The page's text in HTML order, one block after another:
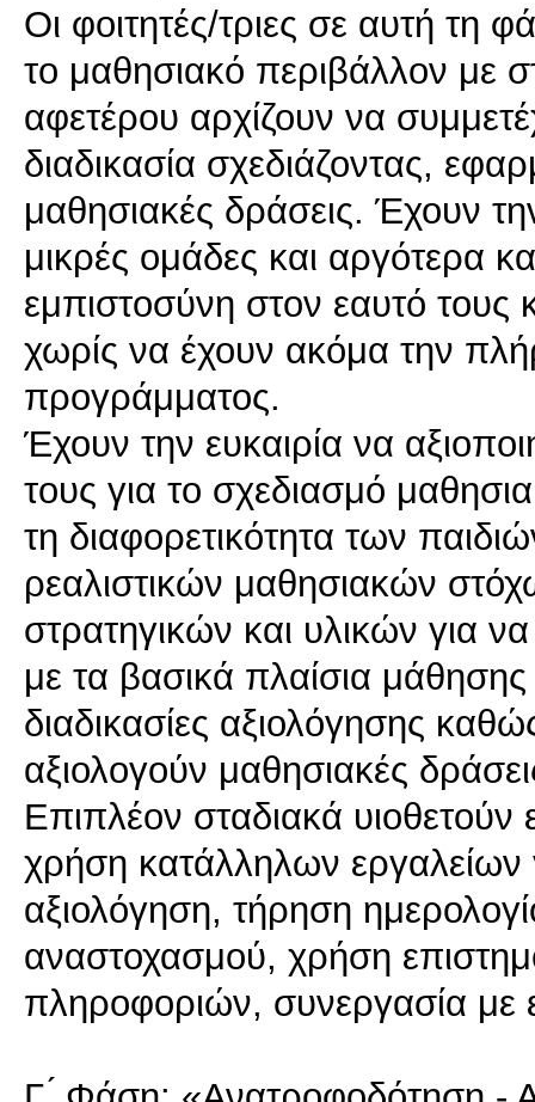
Οι φοιτητές/τριες σε αυτή τη
το μαθησιακό περιβάλλον με
αφετέρου αρχίζουν να
διαδικασία σχεδιάζοντας,
μαθησιακές δράσεις. Έχουν
μικρές ομάδες και αργότερα
εμπιστοσύνη στον εαυτό τους
χωρίς να έχουν ακόμα την
προγράμματος.
Έχουν την ευκαιρία να
τους για το σχεδιασμό
τη διαφορετικότητα των
ρεαλιστικών μαθησιακών
στρατηγικών και υλικών για
με τα βασικά πλαίσια
διαδικασίες αξιολόγησης
αξιολογούν μαθησιακές
Επιπλέον σταδιακά
χρήση κατάλληλων εργαλείων
αξιολόγηση, τήρηση
αναστοχασμού, χρήση
πληροφοριών, συνεργασία με